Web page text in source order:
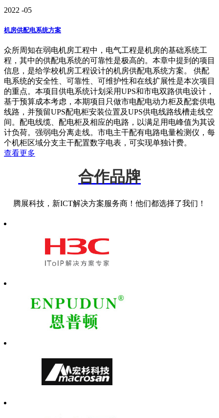
2022 -05
机房供配电系统方案
众所周知在弱电机房工程中，电气工程是机房的基础系统工
程，其中的供配电系统的可靠性是极高的。本章中提到的项目
信息，是给学校机房工程设计的机房供配电系统方案。 供配
电系统的安全性、可靠性、可维护性和在线扩展性是本次项目
的重点。本项目供电系统计划采用UPS和市电双路供电设计，
基于预算成本考虑，本期项目只做市电配电动力柜及配套供电
线路，并预留UPS配电柜安装位置及UPS供电线路线槽走线空
间。配电线缆、配电柜及相应的电路，以满足用电峰值为其设
计负荷。强弱电分离走线。市电主干配有电路电量检测仪，每
个机柜区域分支主干配置数字电表，可实现单独计费。
查看更多
合作品牌
腾展科技，新ICT解决方案服务商！他们都选择了我们！